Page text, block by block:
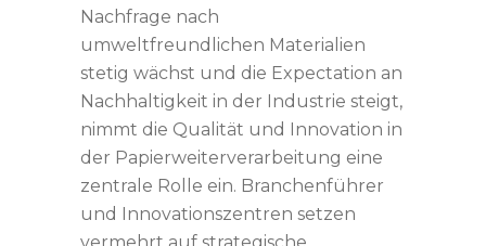
Nachfrage nach
umweltfreundlichen Materialien
stetig wächst und die Expectation an
Nachhaltigkeit in der Industrie steigt,
nimmt die Qualität und Innovation in
der Papierweiterverarbeitung eine
zentrale Rolle ein. Branchenführer
und Innovationszentren setzen